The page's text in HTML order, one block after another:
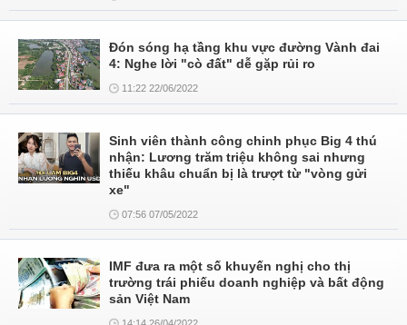
Đón sóng hạ tầng khu vực đường Vành đai
4: Nghe lời "cò đất" dễ gặp rủi ro
11:22 22/06/2022
Sinh viên thành công chinh phục Big 4 thú
nhận: Lương trăm triệu không sai nhưng
thiếu khâu chuẩn bị là trượt từ "vòng gửi
xe"
07:56 07/05/2022
IMF đưa ra một số khuyến nghị cho thị
trường trái phiếu doanh nghiệp và bất động
sản Việt Nam